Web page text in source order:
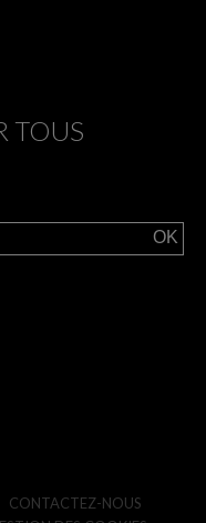
TOUS
CONTACTEZ-NOUS